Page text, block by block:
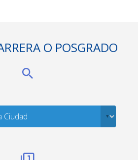
O POSGRADO